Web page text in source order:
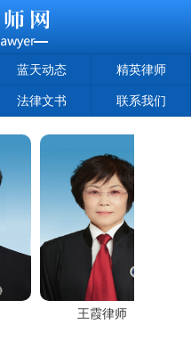
蓝天动态 精英律师
法律文书 联系我们
王霞律师